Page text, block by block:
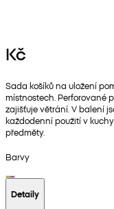
Kč
Sada košíků na uložení
místnostech. Perforované
zajišťuje větrání. V balení
každodenní použití v
předměty.
Barvy
Detaily